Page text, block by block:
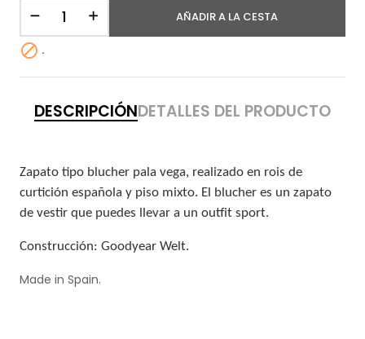
AÑADIR A LA CESTA
 .
DESCRIPCIÓNDETALLES DEL PRODUCTO
Zapato tipo blucher pala vega, realizado en rois de
curtición española y piso mixto. El blucher es un zapato
de vestir que puedes llevar a un outfit sport.
Construcción: Goodyear Welt.
Made in Spain.